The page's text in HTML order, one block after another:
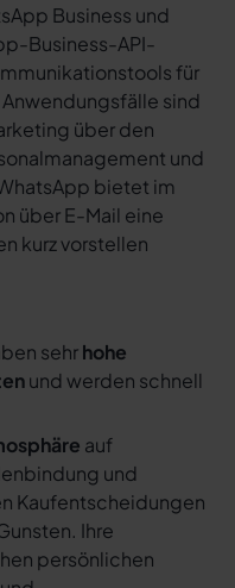
Business und
Business-API-
für
sind
über den
und
bietet im
über E-Mail eine
kurz vorstellen
sehrhohe
und werden schnell
auf
und
Kaufentscheidungen
Ihre
persönlichen